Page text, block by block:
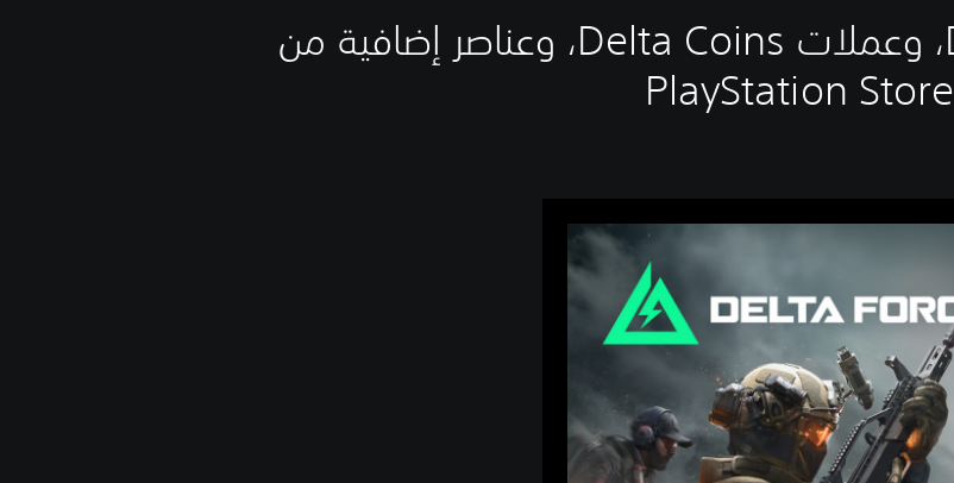
احصل على Delta Force، وعملات Delta Coins، وعناصر إضافية من
PlayStation Store